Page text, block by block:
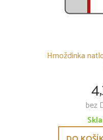
Hmoždinka
bez